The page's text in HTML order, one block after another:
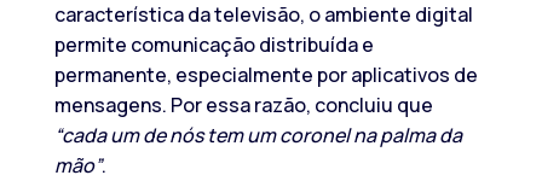
característica da televisão, o ambiente digital
permite comunicação distribuída e
permanente, especialmente por aplicativos de
mensagens. Por essa razão, concluiu que
“cada um de nós tem um coronel na palma da
mão”.